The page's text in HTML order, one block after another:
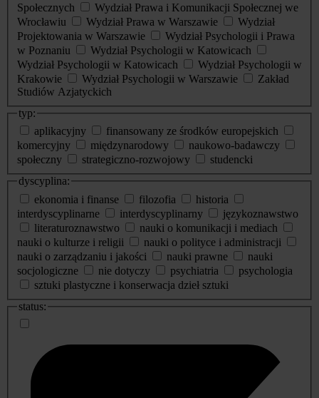
Społecznych
Wydział Prawa i Komunikacji Społecznej we
Wrocławiu
Wydział Prawa w Warszawie
Wydział
Projektowania w Warszawie
Wydział Psychologii i Prawa
w Poznaniu
Wydział Psychologii w Katowicach
Wydział Psychologii w Katowicach
Wydział Psychologii w
Krakowie
Wydział Psychologii w Warszawie
Zakład
Studiów Azjatyckich
typ:
aplikacyjny
finansowany ze środków europejskich
komercyjny
międzynarodowy
naukowo-badawczy
społeczny
strategiczno-rozwojowy
studencki
dyscyplina:
ekonomia i finanse
filozofia
historia
interdyscyplinarne
interdyscyplinarny
językoznawstwo
literaturoznawstwo
nauki o komunikacji i mediach
nauki o kulturze i religii
nauki o polityce i administracji
nauki o zarządzaniu i jakości
nauki prawne
nauki
socjologiczne
nie dotyczy psychiatria
psychologia
sztuki plastyczne i konserwacja dzieł sztuki
status: